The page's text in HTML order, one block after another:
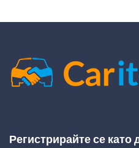
Регистрирайте се като